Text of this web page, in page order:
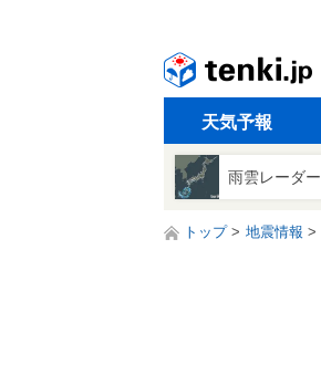
天気予報
雨雲レーダー
トップ 地震情報